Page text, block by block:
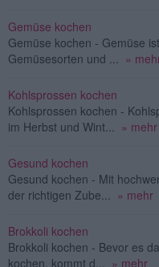
Gemüse kochen
Gemüse kochen - Gemüse
Gemüsesorten und ... »
Kohlsprossen kochen
Kohlsprossen kochen -
im Herbst und Wint... » mehr
Gesund kochen
Gesund kochen - Mit
der richtigen Zube... » mehr
Brokkoli kochen
Brokkoli kochen - Bevor es
kochen, kommt d... » mehr